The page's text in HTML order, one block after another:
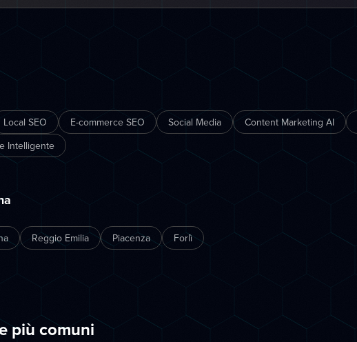
Local SEO E-commerce SEO Social Media Content Marketing AI
Intelligente
Reggio Emilia Piacenza Forlì
più comuni